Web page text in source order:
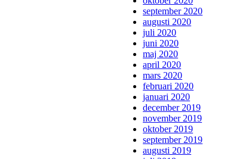
september 2020
augusti 2020
juli 2020
juni 2020
maj 2020
april 2020
mars 2020
februari 2020
januari 2020
december 2019
november 2019
oktober 2019
september 2019
augusti 2019